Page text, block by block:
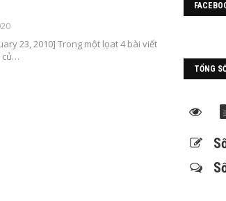
23, 2010] Trong một lọat 4 bài viết
củ…
TỔNG